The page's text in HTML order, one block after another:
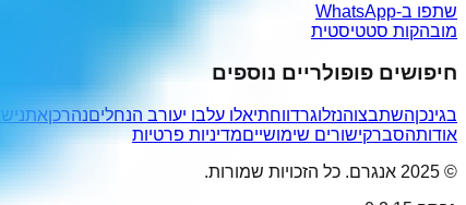
שתפו ב-WhatsApp
מובהקות סטטיסטית
חיפושים פופולריים נוספים
בגינכןהשתבצוהנזלוגרדווחתיאלו עלבו יעורב הנחליםנהרכן
אודותהסברקישורים שימושייםמדיניות פרטיות
© 2025 אנגרם. כל הזכויות שמורות.